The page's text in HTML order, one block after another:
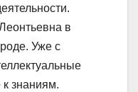
в
Уже с
знаниям.